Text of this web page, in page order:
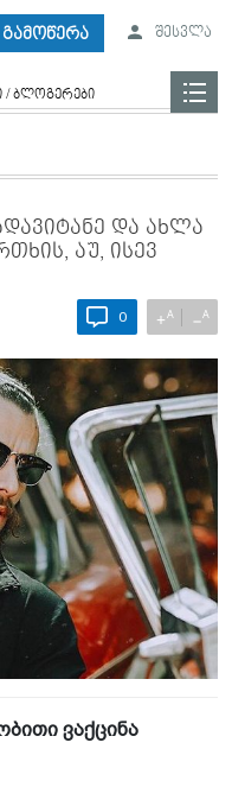
გამოწერა შესვლა
/ ბლოგერები
და ახლა
აუ, ისევ
0 +A −A
ვაქცინა